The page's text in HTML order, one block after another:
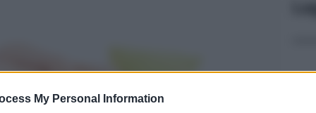
My Personal Information